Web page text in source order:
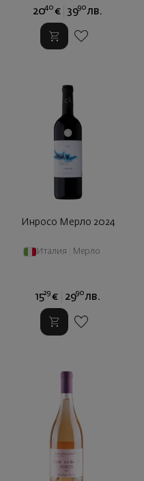
2040 € 3990 лв.
Инросо Мерло 2024
Италия Мерло
1529 € 2990 лв.